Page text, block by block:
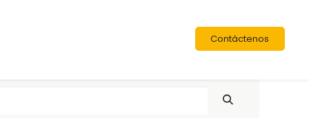
Contáctenos